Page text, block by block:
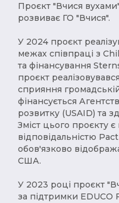
Проєкт "Вчися
розвиває ГО "Вчися".
У 2024 проєкт
межах співпраці з
та фінансування
проєкт
сприяння
фінансується
розвитку (USAID) та
Зміст цього проєкту
відповідальністю
обов'язково
США.
У 2023 році проєкт
за підтримки EDUCO